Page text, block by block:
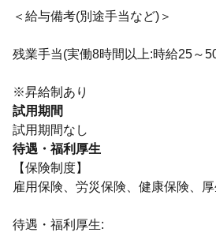
＜給与備考(別途手当など)＞
残業手当(実働8時間以上:時給25～
※昇給制あり
試用期間
試用期間なし
待遇・福利厚生
【保険制度】
雇用保険、労災保険、健康保険、
待遇・福利厚生: